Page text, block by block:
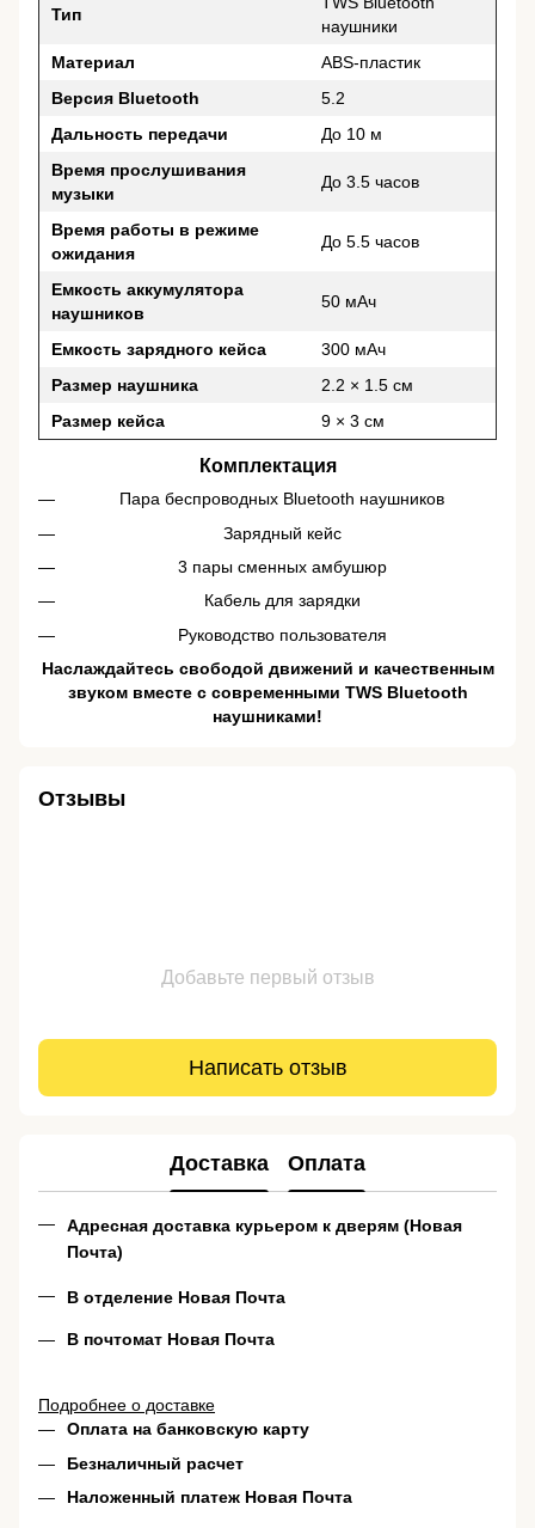
Тип
наушники
Материал
ABS-пластик
Версия Bluetooth
5.2
Дальность передачи
До 10 м
Время прослушивания
музыки
До 3.5 часов
Время работы в режиме
ожидания
До 5.5 часов
Емкость аккумулятора
наушников
50 мАч
Емкость зарядного кейса
300 мАч
Размер наушника
2.2 × 1.5 см
Размер кейса
9 × 3 см
Комплектация
Пара беспроводных Bluetooth наушников
Зарядный кейс
3 пары сменных амбушюр
Кабель для зарядки
Руководство пользователя
Наслаждайтесь свободой движений и качественным
звуком вместе с современными TWS Bluetooth
наушниками!
Отзывы
Добавьте первый отзыв
Написать отзыв
Доставка Оплата
Адресная доставка курьером к дверям (Новая
Почта)
В отделение Новая Почта
В почтомат Новая Почта
Подробнее о доставке
Оплата на банковскую карту
Безналичный расчет
Наложенный платеж Новая Почта